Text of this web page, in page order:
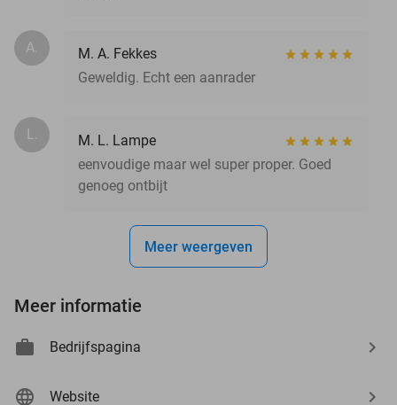
A.
M. A. Fekkes
Geweldig. Echt een aanrader
L.
M. L. Lampe
eenvoudige maar wel super proper. Goed
genoeg ontbijt
Meer weergeven
Meer informatie
Bedrijfspagina
Website